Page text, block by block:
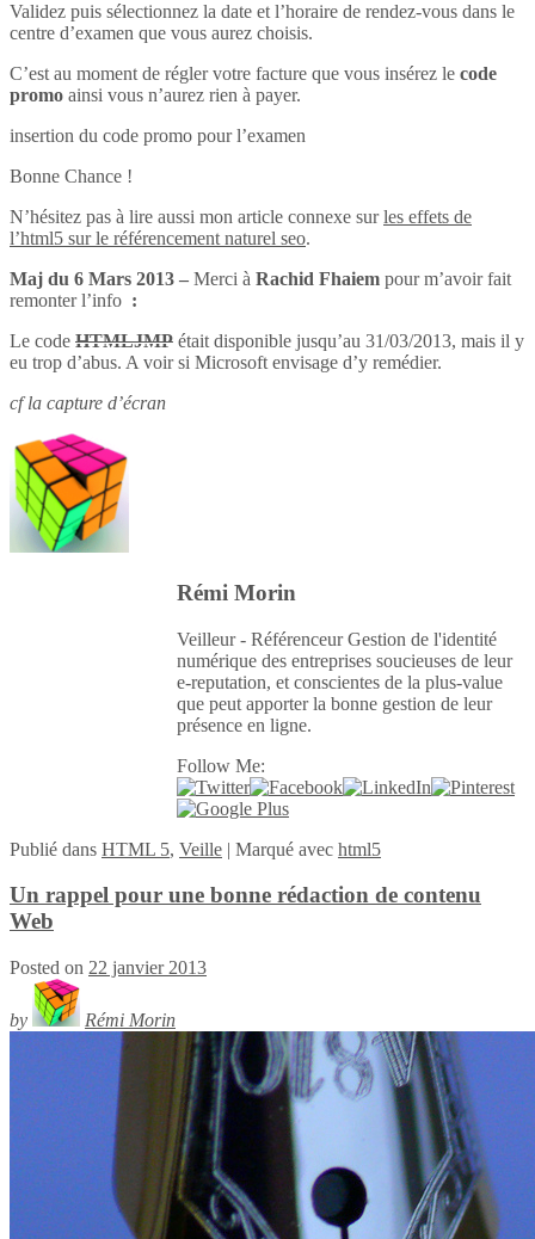
Validez puis sélectionnez la date et l’horaire de rendez-vous dans le
centre d’examen que vous aurez choisis.
C’est au moment de régler votre facture que vous insérez le code
promo ainsi vous n’aurez rien à payer.
insertion du code promo pour l’examen
Bonne Chance !
N’hésitez pas à lire aussi mon article connexe surles effets de
l’html5 sur le référencement naturel seo.
Maj du 6 Mars 2013 – Merci à Rachid Fhaiem pour m’avoir fait
remonter l’info :
Le code HTMLJMP était disponible jusqu’au 31/03/2013, mais il y
eu trop d’abus. A voir si Microsoft envisage d’y remédier.
cf la capture d’écran
Rémi Morin
Veilleur - Référenceur Gestion de l'identité
numérique des entreprises soucieuses de leur
e-reputation, et conscientes de la plus-value
que peut apporter la bonne gestion de leur
présence en ligne.
Follow Me:
Publié dans HTML 5, Veille | Marqué avec html5
Un rappel pour une bonne rédaction de contenu
Web
Posted on 22 janvier 2013
by Rémi Morin